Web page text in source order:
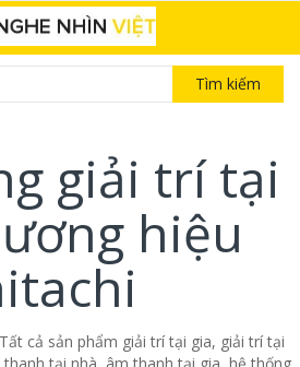
Tìm kiếm
giải trí tại
hiệu
cả sản phẩm giải trí tại gia, giải trí tại